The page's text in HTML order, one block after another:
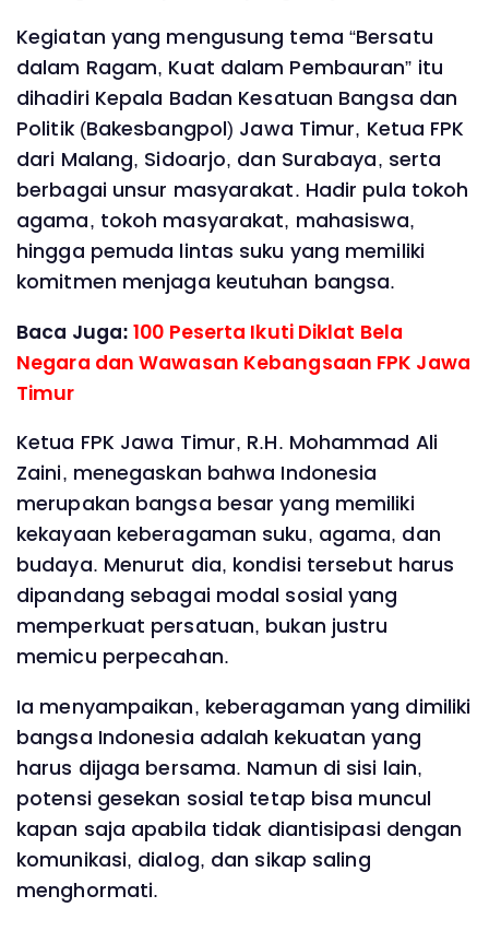
Kegiatan yang mengusung tema “Bersatu
dalam Ragam, Kuat dalam Pembauran” itu
dihadiri Kepala Badan Kesatuan Bangsa dan
Politik (Bakesbangpol) Jawa Timur, Ketua FPK
dari Malang, Sidoarjo, dan Surabaya, serta
berbagai unsur masyarakat. Hadir pula tokoh
agama, tokoh masyarakat, mahasiswa,
hingga pemuda lintas suku yang memiliki
komitmen menjaga keutuhan bangsa.
Baca Juga:100 Peserta Ikuti Diklat Bela
Negara dan Wawasan Kebangsaan FPK Jawa
Timur
Ketua FPK Jawa Timur, R.H. Mohammad Ali
Zaini, menegaskan bahwa Indonesia
merupakan bangsa besar yang memiliki
kekayaan keberagaman suku, agama, dan
budaya. Menurut dia, kondisi tersebut harus
dipandang sebagai modal sosial yang
memperkuat persatuan, bukan justru
memicu perpecahan.
Ia menyampaikan, keberagaman yang dimiliki
bangsa Indonesia adalah kekuatan yang
harus dijaga bersama. Namun di sisi lain,
potensi gesekan sosial tetap bisa muncul
kapan saja apabila tidak diantisipasi dengan
komunikasi, dialog, dan sikap saling
menghormati.